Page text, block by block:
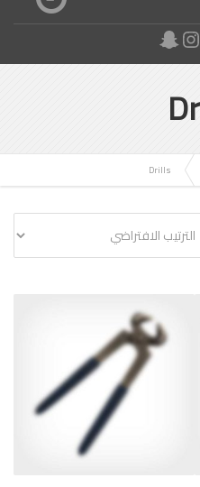
Instagram
Snapchat
Drills